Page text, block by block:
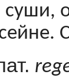
су­ши,